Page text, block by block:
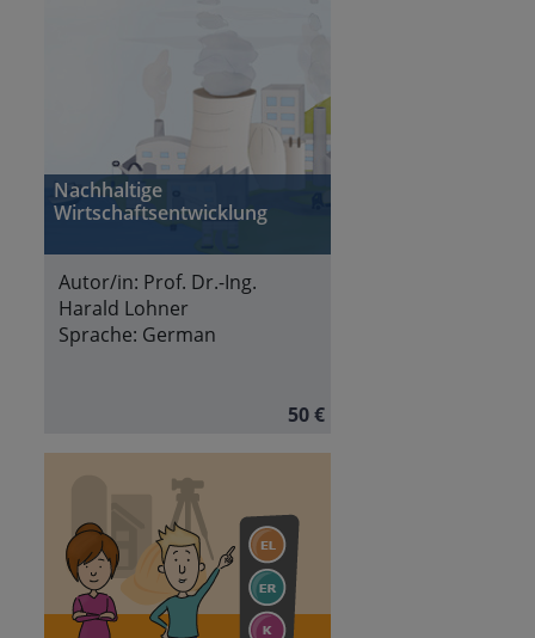
Nachhaltige
Wirtschaftsentwicklung
Autor/in: Prof. Dr.-Ing.
Harald Lohner
Sprache: German
50 €